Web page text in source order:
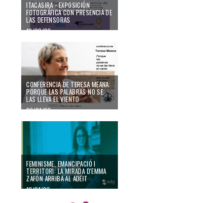
ITACASIRA - EXPOSICIÓN
FOTOGRÁFICA CON PRESENCIA DE
LAS DEFENSORAS
10/02/26
CONFERENCIA DE TERESA MEANA:
PORQUE LAS PALABRAS NO SE
LAS LLEVA EL VIENTO
26/01/26
FEMINISME, EMANCIPACIÓ I
TERRITORI: LA MIRADA D'EMMA
ZAFÓN ARRIBA AL ADEIT
12/01/26